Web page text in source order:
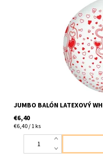
Jumbo balón latexový biely
cca do 1m dodavame
JUMBO BALÓN LATEXOVÝ
€6,40
€6,40 / 1 ks